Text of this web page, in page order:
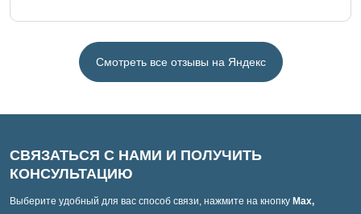
Смотреть все отзывы на Яндекс
СВЯЗАТЬСЯ С НАМИ И ПОЛУЧИТЬ
КОНСУЛЬТАЦИЮ
Выберите удобный для вас способ связи, нажмите на кнопку Max,